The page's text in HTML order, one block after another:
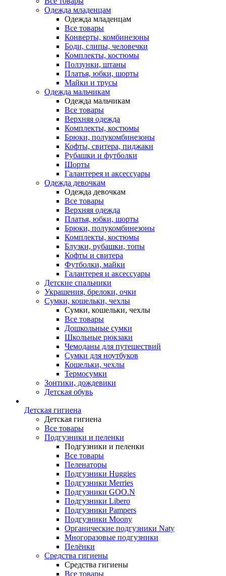
Одежда младенцам
Одежда младенцам
Все товары
Конверты, комбинезоны
Боди, слипы, человечки
Комплекты, костюмы
Ползунки, штаны
Платья, юбки, шорты
Майки и трусы
Одежда мальчикам
Одежда мальчикам
Все товары
Верхняя одежда
Комплекты, костюмы
Брюки, полукомбинезоны
Кофты, свитера, пиджаки
Рубашки и футболки
Шорты
Галантерея и аксессуары
Одежда девочкам
Одежда девочкам
Все товары
Верхняя одежда
Платья, юбки, шорты
Брюки, полукомбинезоны
Комплекты, костюмы
Блузки, рубашки, топы
Кофты и свитера
Футболки, майки
Галантерея и аксессуары
Детские спальники
Украшения, брелоки, очки
Сумки, кошельки, чехлы
Сумки, кошельки, чехлы
Все товары
Дошкольные сумки
Школьные рюкзаки
Чемоданы для путешествий
Сумки для ноутбуков
Кошельки, чехлы
Термосумки
Зонтики, дождевики
Детская обувь
Детская гигиена
Детская гигиена
Все товары
Подгузники и пеленки
Подгузники и пеленки
Все товары
Пеленаторы
Подгузники Huggies
Подгузники Merries
Подгузники GOO.N
Подгузники Libero
Подгузники Pampers
Подгузники Moony
Органические подгузники Naty
Многоразовые подгузники
Пелёнки
Средства гигиены
Средства гигиены
Все товары